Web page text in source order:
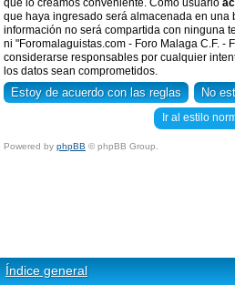
que lo creamos conveniente. Como usuario
que haya ingresado será almacenada en una
información no será compartida con ninguna
ni "Foromalaguistas.com - Foro Malaga C.F. -
considerarse responsables por cualquier
los datos sean comprometidos.
Ir al estilo
Powered by phpBB © phpBB Group.
Índice general